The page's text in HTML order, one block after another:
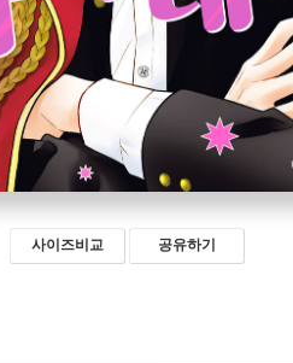
사이즈비교 공유하기